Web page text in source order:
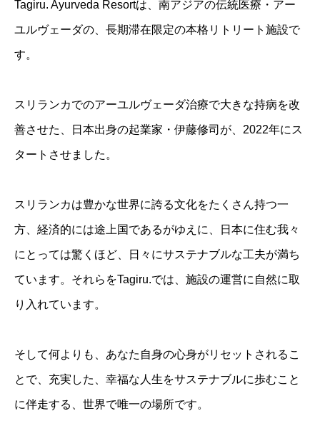
Tagiru. Ayurveda Resortは、南アジアの伝統医療・アー
ユルヴェーダの、長期滞在限定の本格リトリート施設で
す。
スリランカでのアーユルヴェーダ治療で大きな持病を改
善させた、日本出身の起業家・伊藤修司が、2022年にス
タートさせました。
スリランカは豊かな世界に誇る文化をたくさん持つ一
方、経済的には途上国であるがゆえに、日本に住む我々
にとっては驚くほど、日々にサステナブルな工夫が満ち
ています。それらをTagiru.では、施設の運営に自然に取
り入れています。
そして何よりも、あなた自身の心身がリセットされるこ
とで、充実した、幸福な人生をサステナブルに歩むこと
に伴走する、世界で唯一の場所です。